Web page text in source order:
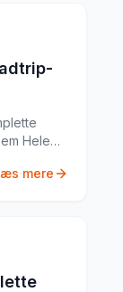
Hele
mere